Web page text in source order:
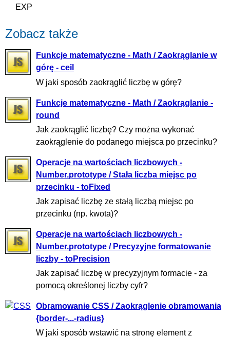
EXP
Zobacz także
Funkcje matematyczne - Math / Zaokrąglanie w
górę - ceil
W jaki sposób zaokrąglić liczbę w górę?
Funkcje matematyczne - Math / Zaokrąglanie -
round
Jak zaokrąglić liczbę? Czy można wykonać
zaokrąglenie do podanego miejsca po przecinku?
Operacje na wartościach liczbowych -
Number.prototype / Stała liczba miejsc po
przecinku - toFixed
Jak zapisać liczbę ze stałą liczbą miejsc po
przecinku (np. kwota)?
Operacje na wartościach liczbowych -
Number.prototype / Precyzyjne formatowanie
liczby - toPrecision
Jak zapisać liczbę w precyzyjnym formacie - za
pomocą określonej liczby cyfr?
Obramowanie CSS / Zaokrąglenie obramowania
{border-...-radius}
W jaki sposób wstawić na stronę element z